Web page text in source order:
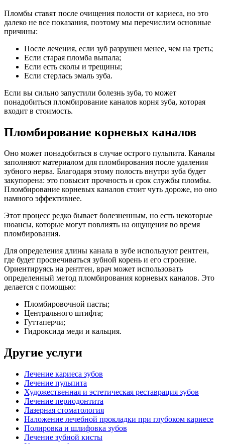
Пломбы ставят после очищения полости от кариеса, но это
далеко не все показания, поэтому мы перечислим основные
причины:
После лечения, если зуб разрушен менее, чем на треть;
Если старая пломба выпала;
Если есть сколы и трещины;
Если стерлась эмаль зуба.
Если вы сильно запустили болезнь зуба, то может
понадобиться пломбирование каналов корня зуба, которая
входит в стоимость.
Пломбирование корневых каналов
Оно может понадобиться в случае острого пульпита. Каналы
заполняют материалом для пломбирования после удаления
зубного нерва. Благодаря этому полость внутри зуба будет
закупорена: это повысит прочность и срок службы пломбы.
Пломбирование корневых каналов стоит чуть дороже, но оно
намного эффективнее.
Этот процесс редко бывает болезненным, но есть некоторые
нюансы, которые могут повлиять на ощущения во время
пломбирования.
Для определения длины канала в зубе используют рентген,
где будет просвечиваться зубной корень и его строение.
Ориентируясь на рентген, врач может использовать
определенный метод пломбирования корневых каналов. Это
делается с помощью:
Пломбировочной пасты;
Центрального штифта;
Гуттаперчи;
Гидроксида меди и кальция.
Другие услуги
Лечение кариеса зубов
Лечение пульпита
Художественная и эстетическая реставрация зубов
Лечение периодонтита
Лазерная стоматология
Наложение лечебной прокладки при глубоком кариесе
Полировка и шлифовка зубов
Лечение зубной кисты